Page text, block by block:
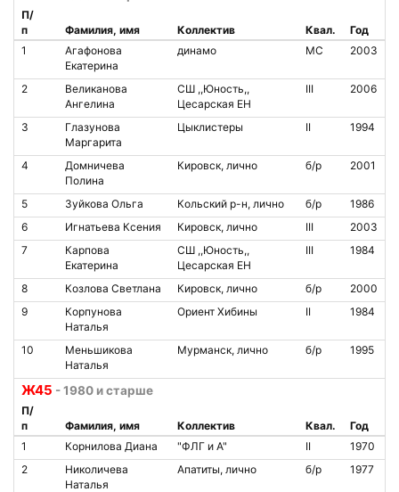
П/
п
Фамилия, имя Коллектив Квал.
Год
1
Агафонова
Екатерина
динамо МС 2003
2
Великанова
Ангелина
СШ ,,Юность,,
Цесарская ЕН
III 2006
3
Глазунова
Маргарита
Цыклистеры II 1994
4
Домничева
Полина
Кировск, лично б/р 2001
5 Зуйкова Ольга Кольский р-н, лично б/р
1986
6
Игнатьева Ксения Кировск, лично III
2003
7
Карпова
Екатерина
СШ ,,Юность,,
Цесарская ЕН
III 1984
8 Козлова Светлана Кировск, лично б/р
2000
9
Корпунова
Наталья
Ориент Хибины II 1984
10
Меньшикова
Наталья
Мурманск, лично б/р 1995
Ж45 - 1980 и старше
П/
п
Фамилия, имя Коллектив Квал.
Год
1
Корнилова Диана "ФЛГ и А" II
1970
2
Николичева
Наталья
Апатиты, лично б/р 1977